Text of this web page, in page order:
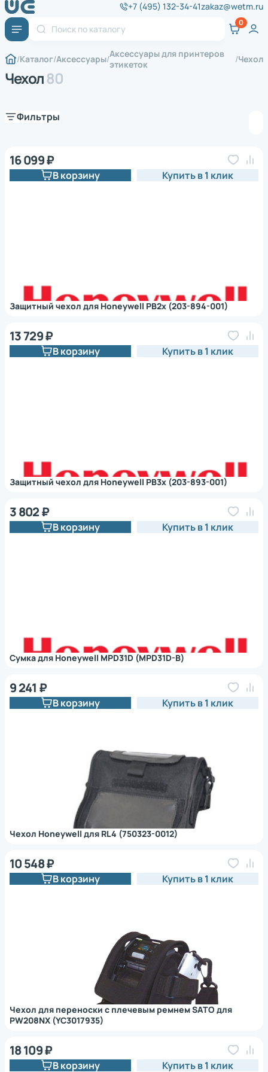
+7 (495) 132-34-41zakaz@wetm.ru
Каталог Аксессуары Аксессуары для принтеров
этикеток
Чехол
Чехол80
Фильтры
Защитный чехол для Honeywell PB2x (203-894-001)
16 099 ₽
В корзину Купить в 1 клик
Защитный чехол для Honeywell PB3x (203-893-001)
13 729 ₽
В корзину Купить в 1 клик
Сумка для Honeywell MPD31D (MPD31D-B)
3 802 ₽
В корзину Купить в 1 клик
Чехол Honeywell для RL4 (750323-0012)
9 241 ₽
В корзину Купить в 1 клик
Чехол для переноски с плечевым ремнем SATO для
PW208NX (YC3017935)
10 548 ₽
В корзину Купить в 1 клик
18 109 ₽
В корзину Купить в 1 клик